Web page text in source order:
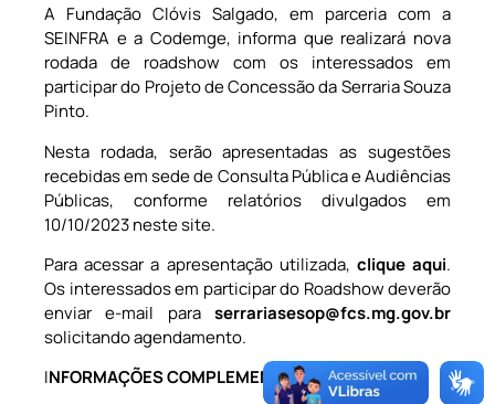
A Fundação Clóvis Salgado, em parceria com a
SEINFRA e a Codemge, informa que realizará nova
rodada de roadshow com os interessados em
participar do Projeto de Concessão da Serraria Souza
Pinto.
Nesta rodada, serão apresentadas as sugestões
recebidas em sede de Consulta Pública e Audiências
Públicas, conforme relatórios divulgados em
10/10/2023 neste site.
Para acessar a apresentação utilizada, clique aqui.
Os interessados em participar do Roadshow deverão
enviar e-mail para serrariasesop@fcs.mg.gov.br
solicitando agendamento.
INFORMAÇÕES COMPLEMENTARES :